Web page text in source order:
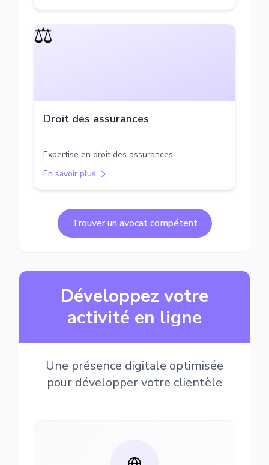
⚖️
Droit des assurances
Expertise en droit des assurances
En savoir plus
Trouver un avocat compétent
Développez votre
activité en ligne
Une présence digitale optimisée
pour développer votre clientèle